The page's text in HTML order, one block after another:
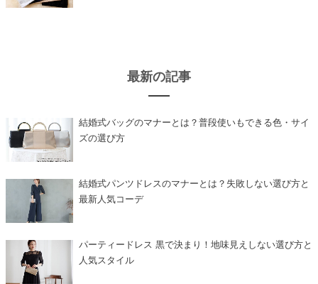
最新の記事
結婚式バッグのマナーとは？普段使いもできる色・サイ
ズの選び方
結婚式パンツドレスのマナーとは？失敗しない選び方と
最新人気コーデ
パーティードレス 黒で決まり！地味見えしない選び方と
人気スタイル